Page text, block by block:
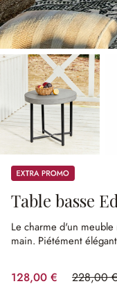
Promos
Table basse
Le charme d'un meuble
main. Piétément
128,00 € 228,00 €